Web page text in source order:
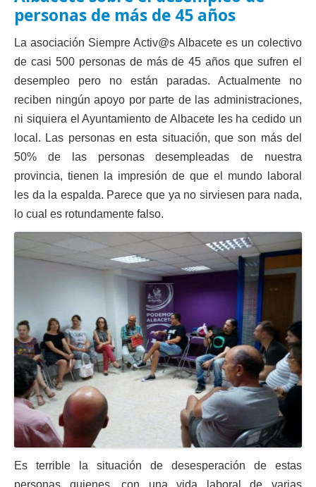
Actas Asamblea Ciudadana
Financiación
Participa con Podemos en Albacete
personas de más de 45 años
La asociación Siempre Activ@s Albacete es un colectivo
de casi 500 personas de más de 45 años que sufren el
desempleo pero no están paradas. Actualmente no
reciben ningún apoyo por parte de las administraciones,
ni siquiera el Ayuntamiento de Albacete les ha cedido un
local. Las personas en esta situación, que son más del
50% de las personas desempleadas de nuestra
provincia, tienen la impresión de que el mundo laboral
les da la espalda. Parece que ya no sirviesen para nada,
lo cual es rotundamente falso.
Es terrible la situación de desesperación de estas
personas quienes, con una vida laboral de varias